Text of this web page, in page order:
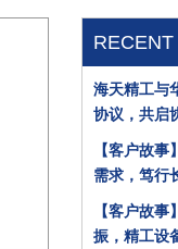
海天精工与
协议，共启
【客户故
需求，笃行
【客户故
振，精工设